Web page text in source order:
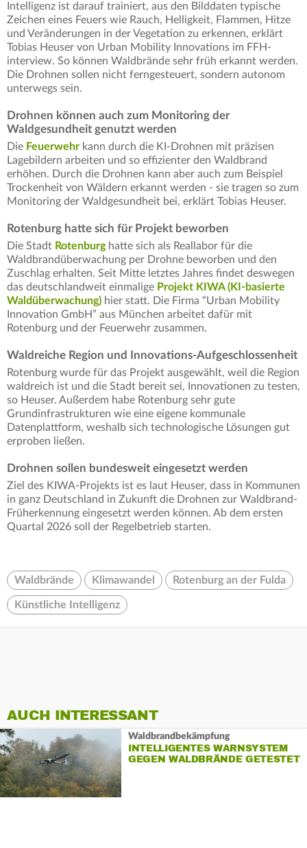
Intelligenz ist darauf trainiert, aus den Bilddaten typische
Zeichen eines Feuers wie Rauch, Helligkeit, Flammen, Hitze
und Veränderungen in der Vegetation zu erkennen, erklärt
Tobias Heuser von Urban Mobility Innovations im FFH-
interview. So können Waldbrände sehr früh erkannt werden.
Die Drohnen sollen nicht ferngesteuert, sondern autonom
unterwegs sein.
Drohnen können auch zum Monitoring der
Waldgesundheit genutzt werden
Die Feuerwehr kann durch die KI-Drohnen mit präzisen
Lagebildern arbeiten und so effizienter den Waldbrand
erhöhen. Durch die Drohnen kann aber auch zum Beispiel
Trockenheit von Wäldern erkannt werden - sie tragen so zum
Monitoring der Waldgesundheit bei, erklärt Tobias Heuser.
Rotenburg hatte sich für Projekt beworben
Die Stadt Rotenburg hatte sich als Reallabor für die
Waldbrandüberwachung per Drohne beworben und den
Zuschlag erhalten. Seit Mitte letztes Jahres findet deswegen
das deutschlandweit einmalige Projekt KIWA (KI-basierte
Waldüberwachung) hier statt. Die Firma “Urban Mobility
Innovation GmbH” aus München arbeitet dafür mit
Rotenburg und der Feuerwehr zusammen.
Waldreiche Region und Innovations-Aufgeschlossenheit
Rotenburg wurde für das Projekt ausgewählt, weil die Region
waldreich ist und die Stadt bereit sei, Innovationen zu testen,
so Heuser. Außerdem habe Rotenburg sehr gute
Grundinfrastrukturen wie eine eigene kommunale
Datenplattform, weshalb sich technologische Lösungen gut
erproben ließen.
Drohnen sollen bundesweit eingesetzt werden
Ziel des KIWA-Projekts ist es laut Heuser, dass in Kommunen
in ganz Deutschland in Zukunft die Drohnen zur Waldbrand-
Früherkennung eingesetzt werden können. Ab dem ersten
Quartal 2026 soll der Regelbetrieb starten.
Waldbrände Klimawandel Rotenburg an der Fulda
Künstliche Intelligenz
AUCH INTERESSANT
Waldbrandbekämpfung
INTELLIGENTES WARNSYSTEM
GEGEN WALDBRÄNDE GETESTET